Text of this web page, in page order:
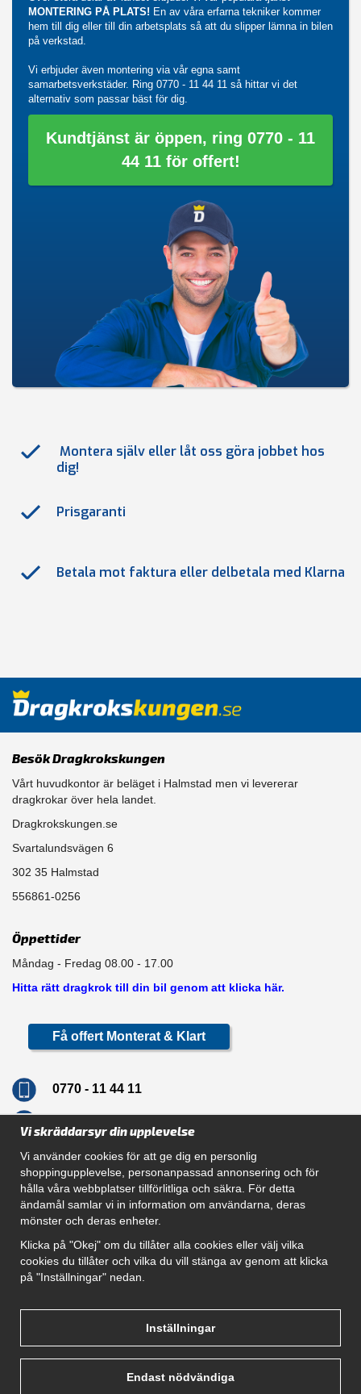
MONTERING PÅ PLATS! En av våra erfarna tekniker kommer
hem till dig eller till din arbetsplats så att du slipper lämna in bilen
på verkstad.
Vi erbjuder även montering via vår egna samt
samarbetsverkstäder. Ring 0770 - 11 44 11 så hittar vi det
alternativ som passar bäst för dig.
Kundtjänst är öppen, ring 0770 - 11
44 11 för offert!
Montera själv eller låt oss göra jobbet hos
dig!
Prisgaranti
Betala mot faktura eller delbetala med Klarna
Besök Dragkrokskungen
Vårt huvudkontor är beläget i Halmstad men vi levererar
dragkrokar över hela landet.
Dragkrokskungen.se
Svartalundsvägen 6
302 35 Halmstad
556861-0256
Öppettider
Måndag - Fredag 08.00 - 17.00
Hitta rätt dragkrok till din bil genom att klicka här.
Få offert Monterat & Klart
0770 - 11 44 11
Navigation
Hur beställer jag
Gör Det Själv Paket
Montera dragkrok
SUPPORT
Villkor
Vi skräddarsyr din upplevelse
Vi använder cookies för att ge dig en personlig
shoppingupplevelse, personanpassad annonsering och för
hålla våra webbplatser tillförlitliga och säkra. För detta
ändamål samlar vi in information om användarna, deras
mönster och deras enheter.
Klicka på "Okej" om du tillåter alla cookies eller välj vilka
cookies du tillåter och vilka du vill stänga av genom att klicka
på "Inställningar" nedan.
Inställningar
Endast nödvändiga